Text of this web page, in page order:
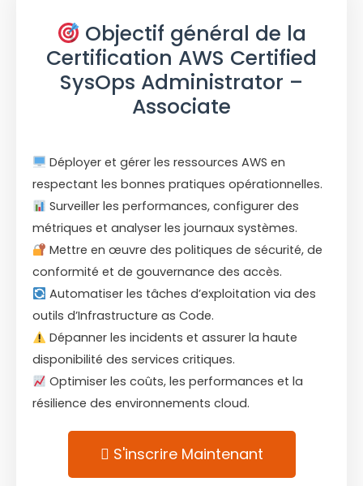
Objectif général de la
Certification AWS Certified
SysOps Administrator –
Associate
Déployer et gérer les ressources AWS en
respectant les bonnes pratiques opérationnelles.
Surveiller les performances, configurer des
métriques et analyser les journaux systèmes.
Mettre en œuvre des politiques de sécurité, de
conformité et de gouvernance des accès.
Automatiser les tâches d’exploitation via des
outils d’Infrastructure as Code.
Dépanner les incidents et assurer la haute
disponibilité des services critiques.
Optimiser les coûts, les performances et la
résilience des environnements cloud.
S'inscrire Maintenant